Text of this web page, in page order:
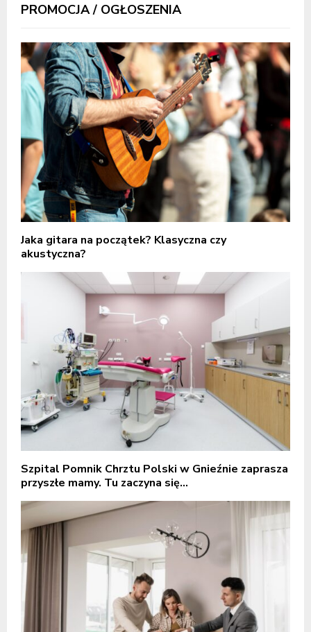
PROMOCJA / OGŁOSZENIA
Jaka gitara na początek? Klasyczna czy
akustyczna?
Szpital Pomnik Chrztu Polski w Gnieźnie zaprasza
przyszłe mamy. Tu zaczyna się...